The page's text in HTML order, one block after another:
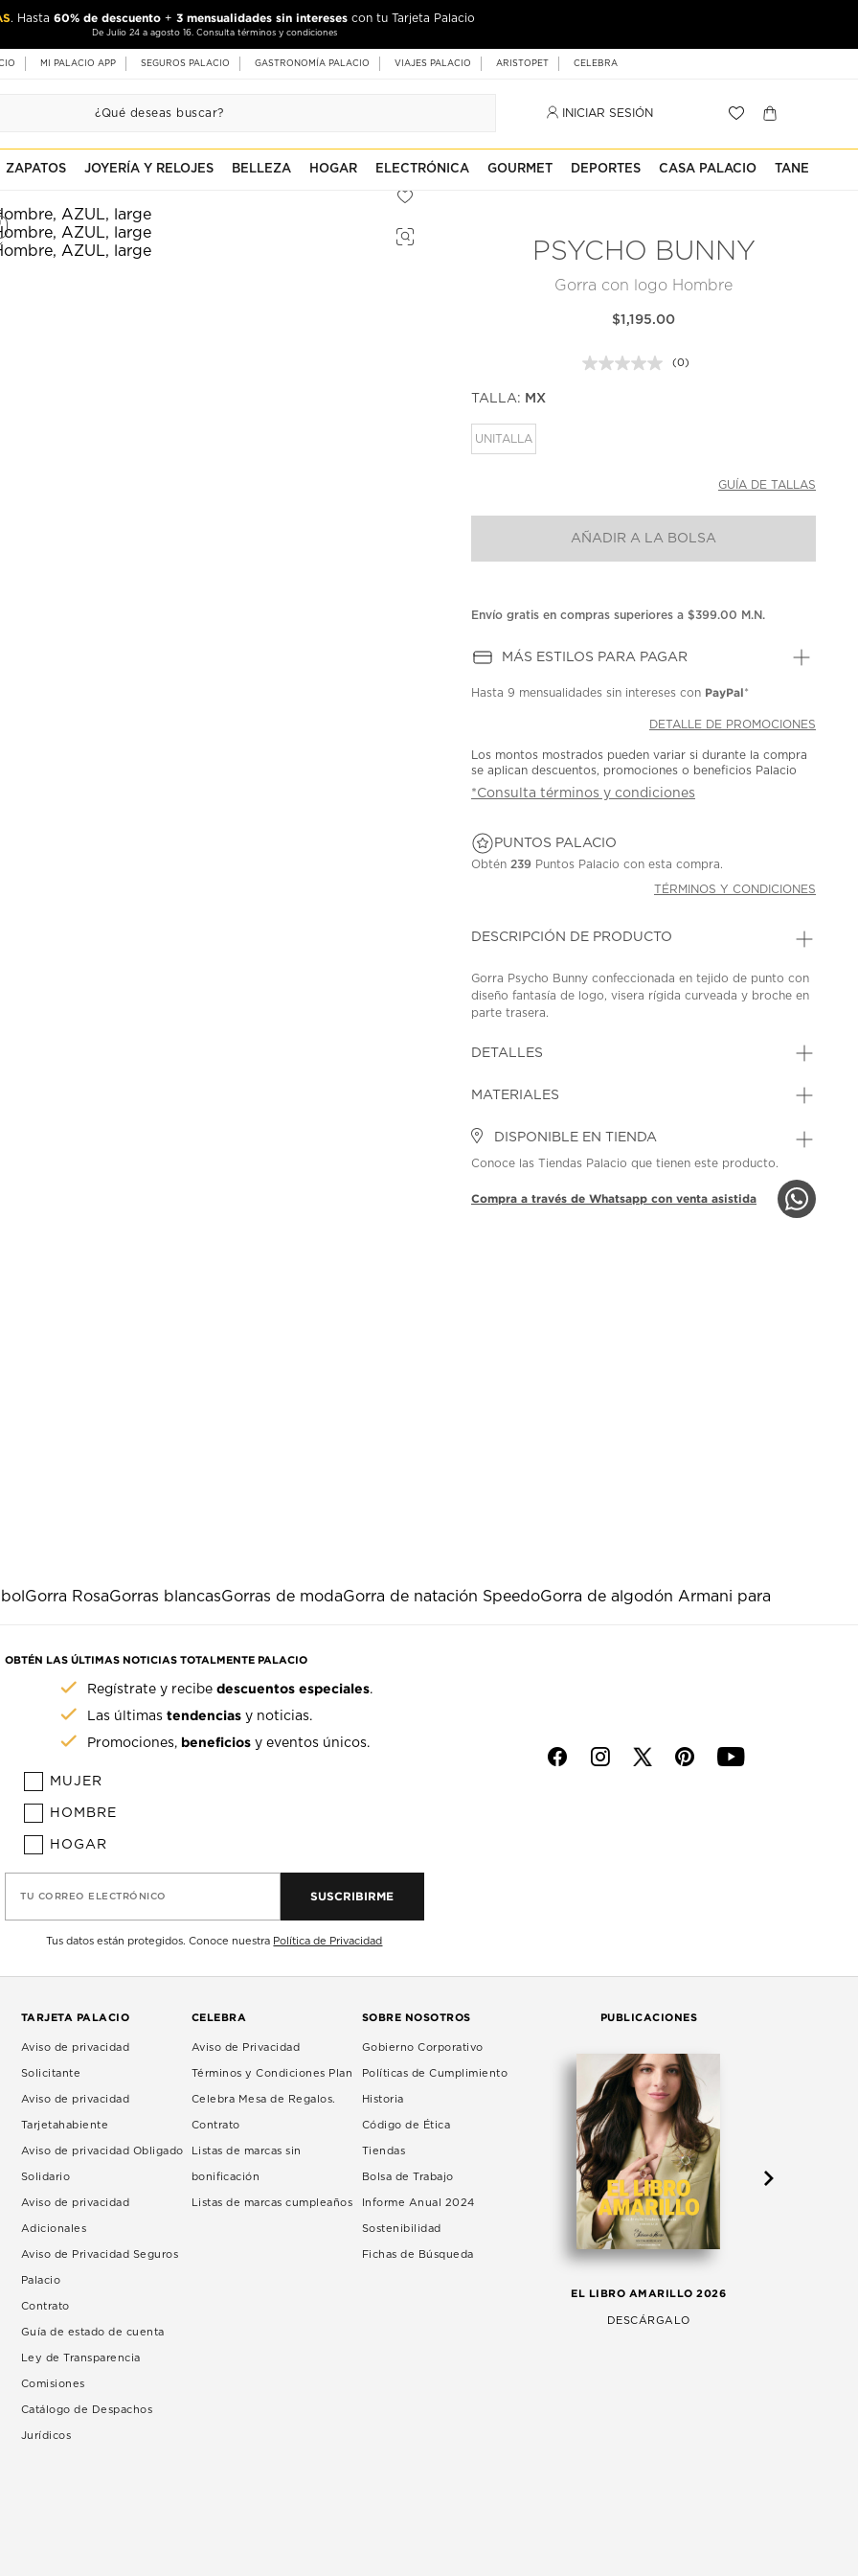
. Hasta 60% de descuento + 3 mensualidades sin intereses con tu Tarjeta Palacio
De Julio 24 a agosto 16. Consulta términos y condiciones
MI PALACIO APP SEGUROS PALACIO GASTRONOMÍA PALACIO VIAJES PALACIO ARISTOPET CELEBRA
INICIAR SESIÓN
ZAPATOS JOYERÍA Y RELOJES BELLEZA HOGAR ELECTRÓNICA GOURMET DEPORTES CASA PALACIO TANE
PSYCHO BUNNY
Gorra con logo Hombre
$1,195.00
Sin
(0)
TALLA: MX
UNITALLA
GUÍA DE TALLAS
AÑADIR A LA BOLSA
Envío gratis en compras superiores a $399.00 M.N.
MÁS ESTILOS PARA PAGAR
Hasta9 mensualidades sin intereses con PayPal*
DETALLE DE PROMOCIONES
Los montos mostrados pueden variar si durante la compra
se aplican descuentos, promociones o beneficios Palacio
*Consulta términos y condiciones
PUNTOS PALACIO
Obtén 239 Puntos Palacio con esta compra.
TÉRMINOS Y CONDICIONES
DESCRIPCIÓN DE PRODUCTO
Gorra Psycho Bunny confeccionada en tejido de punto con
diseño fantasía de logo, visera rígida curveada y broche en
parte trasera.
DETALLES
MATERIALES
DISPONIBLE EN TIENDA
Conoce las Tiendas Palacio que tienen este producto.
Compra a través de Whatsapp con venta asistida
Gorra RosaGorras blancasGorras de modaGorra de natación SpeedoGorra de algodón Armani para
OBTÉN LAS ÚLTIMAS NOTICIAS TOTALMENTE PALACIO
Regístrate y recibedescuentos especiales.
Las últimastendencias y noticias.
Promociones, beneficios y eventos únicos.
MUJER
HOMBRE
HOGAR
TU CORREO ELECTRÓNICO SUSCRIBIRME
Tus datos están protegidos. Conoce nuestra Política de Privacidad
f i p y
TARJETA PALACIO
Aviso de privacidad
Solicitante
Aviso de privacidad
Tarjetahabiente
Aviso de privacidad Obligado
Solidario
Aviso de privacidad
Adicionales
Aviso de Privacidad Seguros
Palacio
Contrato
Guía de estado de cuenta
Ley de Transparencia
Comisiones
Catálogo de Despachos
Jurídicos
CELEBRA
Aviso de Privacidad
Términos y Condiciones Plan
Celebra Mesa de Regalos.
Contrato
Listas de marcas sin
bonificación
Listas de marcas cumpleaños
SOBRE NOSOTROS
Gobierno Corporativo
Políticas de Cumplimiento
Historia
Código de Ética
Tiendas
Bolsa de Trabajo
Informe Anual 2024
Sostenibilidad
Fichas de Búsqueda
PUBLICACIONES
EL LIBRO AMARILLO 2026
DESCÁRGALO